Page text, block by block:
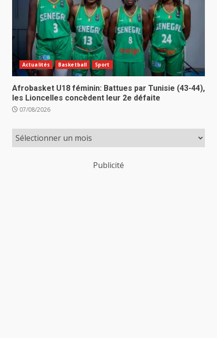
Actualités Basketball Sport
Afrobasket U18 féminin: Battues par Tunisie (43-44),
les Lioncelles concèdent leur 2e défaite
07/08/2026
Publicité